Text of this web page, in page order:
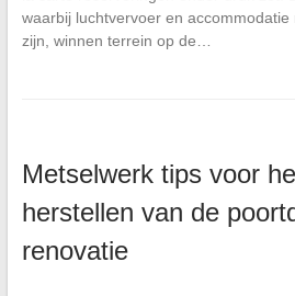
waarbij luchtvervoer en
zijn, winnen terrein op de…
Metselwerk tips voor
herstellen van de
renovatie